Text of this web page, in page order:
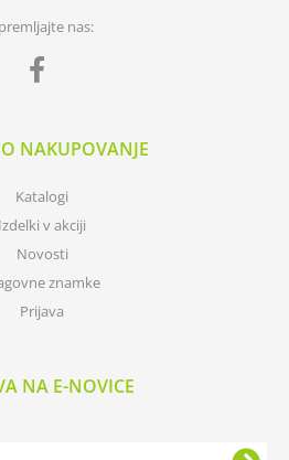
nas:
NAKUPOVANJE
Katalogi
Izdelki v akciji
Novosti
znamke
Prijava
NA E-NOVICE